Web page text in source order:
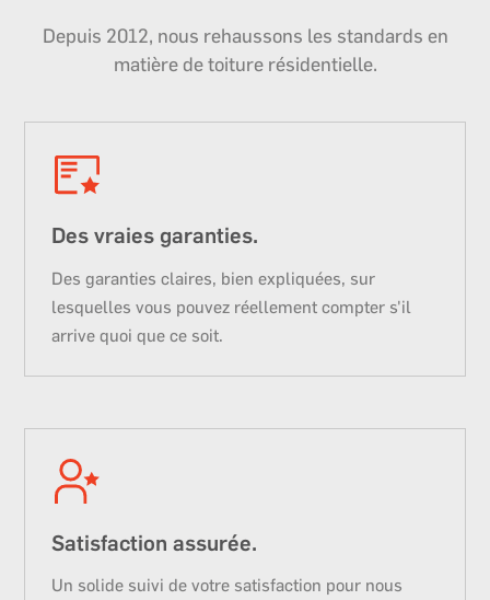
Depuis 2012, nous rehaussons les standards en
matière de toiture résidentielle.
Des vraies garanties.
Des garanties claires, bien expliquées, sur
lesquelles vous pouvez réellement compter s'il
arrive quoi que ce soit.
Satisfaction assurée.
Un solide suivi de votre satisfaction pour nous